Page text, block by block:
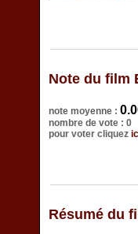
Note du film
note moyenne :
nombre de vote : 0
pour voter cliquez
Résumé du